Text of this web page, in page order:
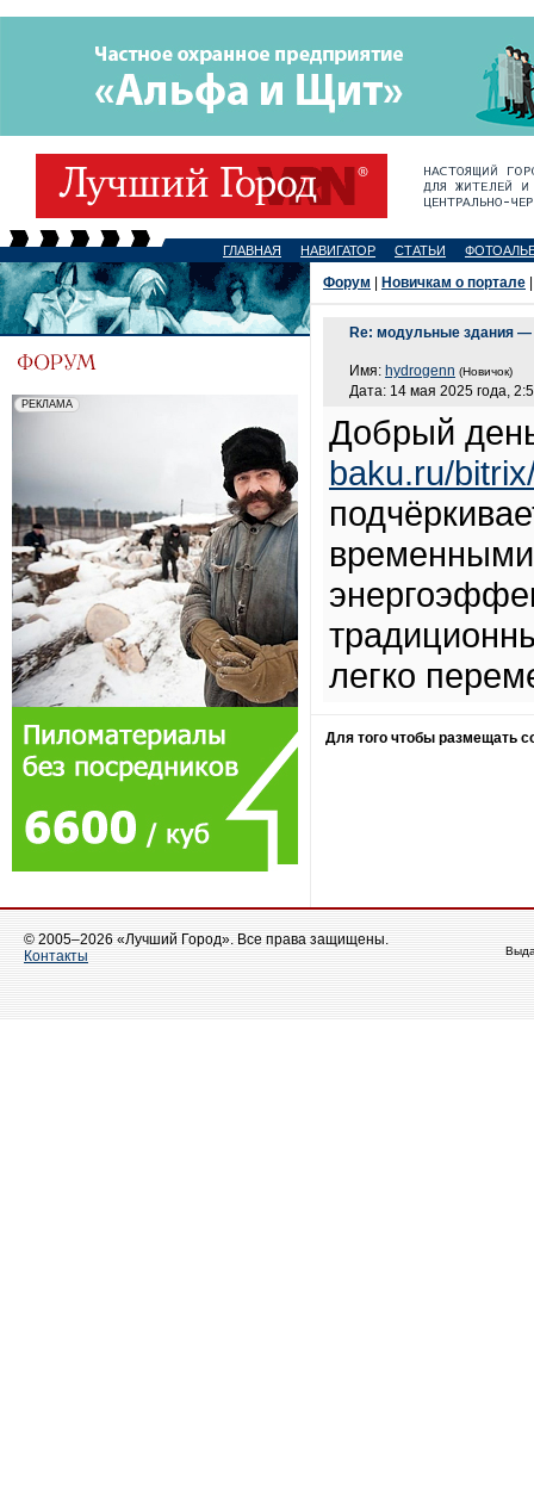
ГЛАВНАЯ НАВИГАТОР СТАТЬИ
Форум Новичкам о портале
Re: модульные здания —
Имя: hydrogenn (Новичок)
Дата: 14 мая 2025 года,
Добрый
baku.ru/
легко
Для того чтобы размещать
© 2005–2026 «Лучший Город». Все права защищены.
Контакты